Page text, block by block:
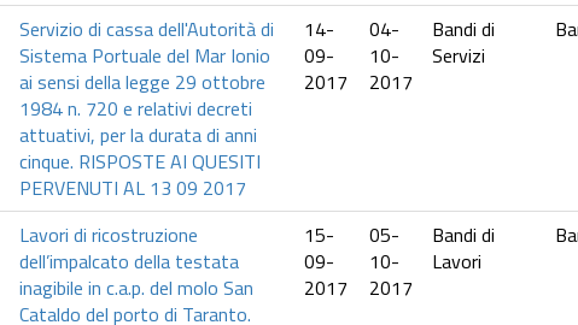
Servizio di cassa dell'Autorità di
Sistema Portuale del Mar Ionio
ai sensi della legge 29 ottobre
1984 n. 720 e relativi decreti
attuativi, per la durata di anni
cinque. RISPOSTE AI QUESITI
PERVENUTI AL 13 09 2017
14-
09-
2017
04-
10-
2017
Bandi di
Servizi
Lavori di ricostruzione
dell’impalcato della testata
inagibile in c.a.p. del molo San
Cataldo del porto di Taranto.
15-
09-
2017
05-
10-
2017
Bandi di
Lavori